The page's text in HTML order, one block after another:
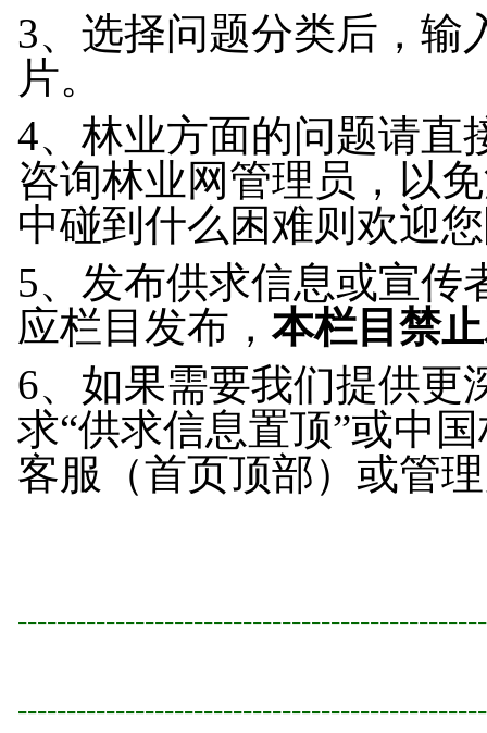
3、选择问题分类后，输
片。
4、林业方面的问题请直
咨询林业网管理员，以
中碰到什么困难则欢迎
5、 发布供求信息或宣传
应栏目发布， 本栏目禁
6、如果需要我们提供更
求“供求信息置顶”或中
客服（首页顶部）或管